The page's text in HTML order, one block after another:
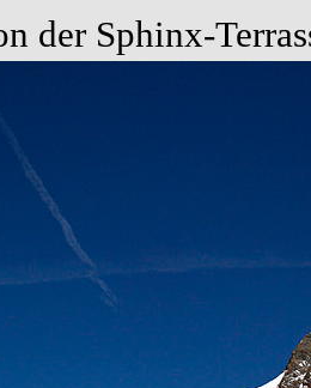
der Sphinx-